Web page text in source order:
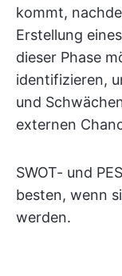
kommt,
Erstellung
dieser Phase
identifizieren,
und
externen
SWOT- und
besten, wenn
werden.